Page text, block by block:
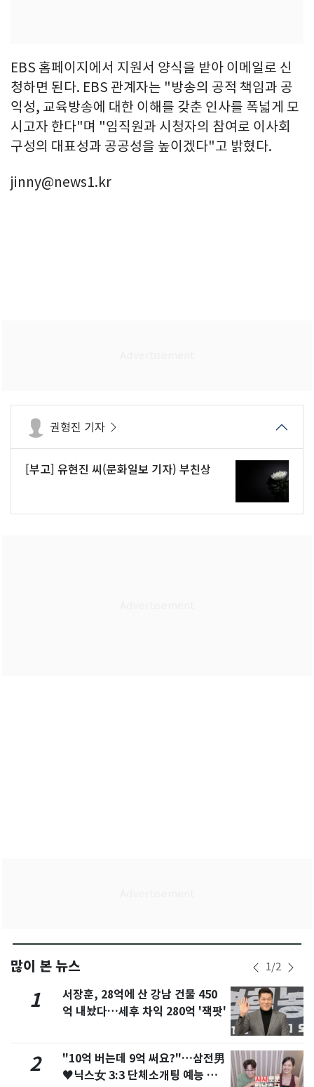
EBS 홈페이지에서 지원서 양식을 받아 이메일로 신
청하면 된다. EBS 관계자는 "방송의 공적 책임과 공
익성, 교육방송에 대한 이해를 갖춘 인사를 폭넓게 모
시고자 한다"며 "임직원과 시청자의 참여로 이사회
구성의 대표성과 공공성을 높이겠다"고 밝혔다.
jinny@news1.kr
권형진 기자
[부고] 유현진 씨(문화일보 기자) 부친상
많이 본 뉴스 1/2
1
서장훈, 28억에 산 강남 건물 450
억 내놨다…세후 차익 280억 '잭팟'
2
"10억 버는데 9억 써요?"…삼전男
♥닉스女 3:3 단체소개팅 예능 화